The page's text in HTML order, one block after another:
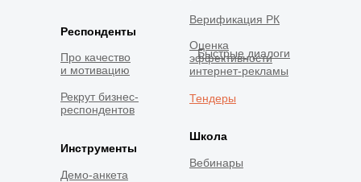
Оценка
эффективности
интернет-рекламы
Быстрые диалоги
Тендеры
Верификация РК
Школа
Респонденты
Про качество
и мотивацию
Рекрут бизнес-
респондентов
Инструменты
Демо-анкета
Вебинары